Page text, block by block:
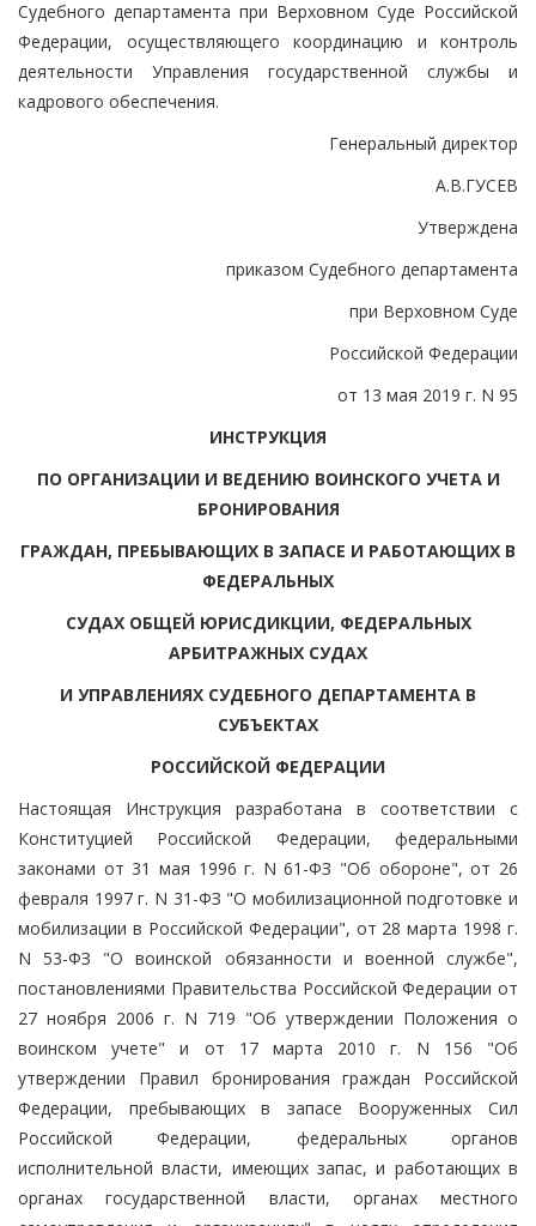
Судебного департамента при Верховном Суде Российской
Федерации, осуществляющего координацию и контроль
деятельности Управления государственной службы и
кадрового обеспечения.
Генеральный директор
А.В.ГУСЕВ
Утверждена
приказом Судебного департамента
при Верховном Суде
Российской Федерации
от 13 мая 2019 г. N 95
ИНСТРУКЦИЯ
ПО ОРГАНИЗАЦИИ И ВЕДЕНИЮ ВОИНСКОГО УЧЕТА И
БРОНИРОВАНИЯ
ГРАЖДАН, ПРЕБЫВАЮЩИХ В ЗАПАСЕ И РАБОТАЮЩИХ В
ФЕДЕРАЛЬНЫХ
СУДАХ ОБЩЕЙ ЮРИСДИКЦИИ, ФЕДЕРАЛЬНЫХ
АРБИТРАЖНЫХ СУДАХ
И УПРАВЛЕНИЯХ СУДЕБНОГО ДЕПАРТАМЕНТА В
СУБЪЕКТАХ
РОССИЙСКОЙ ФЕДЕРАЦИИ
Настоящая Инструкция разработана в соответствии с
Конституцией Российской Федерации, федеральными
законами от 31 мая 1996 г. N 61-ФЗ "Об обороне", от 26
февраля 1997 г. N 31-ФЗ "О мобилизационной подготовке и
мобилизации в Российской Федерации", от 28 марта 1998 г.
N 53-ФЗ "О воинской обязанности и военной службе",
постановлениями Правительства Российской Федерации от
27 ноября 2006 г. N 719 "Об утверждении Положения о
воинском учете" и от 17 марта 2010 г. N 156 "Об
утверждении Правил бронирования граждан Российской
Федерации, пребывающих в запасе Вооруженных Сил
Российской Федерации, федеральных органов
исполнительной власти, имеющих запас, и работающих в
органах государственной власти, органах местного